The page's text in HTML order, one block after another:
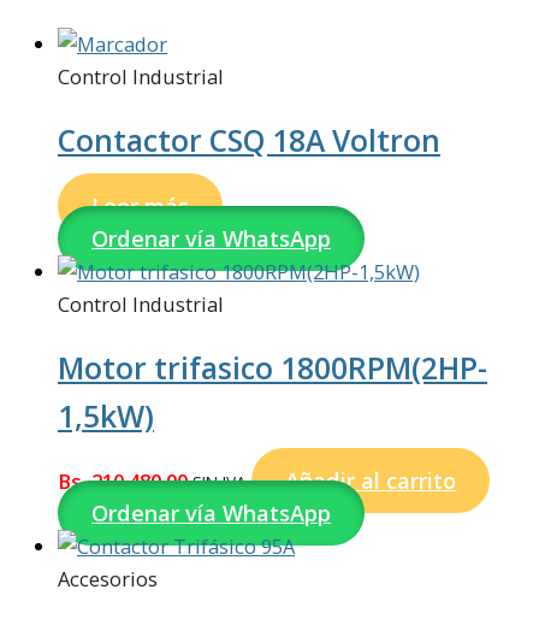
Control Industrial
Contactor CSQ 18A Voltron
Leer más
Ordenar vía WhatsApp
Control Industrial
Motor trifasico 1800RPM(2HP-
1,5kW)
Bs.210.480,00 SIN IVA
Añadir al carrito
Ordenar vía WhatsApp
Accesorios